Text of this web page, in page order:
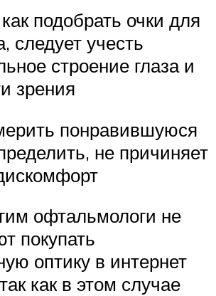
подобрать очки для
следует учесть
строение глаза и
зрения
понравившуюся
не причиняет
офтальмологи не
покупать
оптику в интернет
как в этом случае